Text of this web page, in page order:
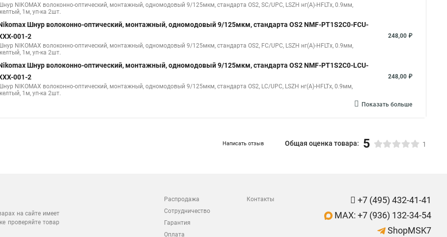
NIKOMAX волоконно-оптический, монтажный, одномодовый 9/125мкм, стандарта OS2, SC/UPC, LSZH нг(A)-HFLTx, 0.9мм,
1м, уп-ка 2шт.
Шнур волоконно-оптический, монтажный, одномодовый 9/125мкм, стандарта OS2 NMF-PT1S2C0-FCU-
001-2
NIKOMAX волоконно-оптический, монтажный, одномодовый 9/125мкм, стандарта OS2, FC/UPC, LSZH нг(A)-HFLTx, 0.9мм,
1м, уп-ка 2шт.
248,00 ₽
Шнур волоконно-оптический, монтажный, одномодовый 9/125мкм, стандарта OS2 NMF-PT1S2C0-LCU-
001-2
NIKOMAX волоконно-оптический, монтажный, одномодовый 9/125мкм, стандарта OS2, LC/UPC, LSZH нг(A)-HFLTx, 0.9мм,
1м, уп-ка 2шт.
248,00 ₽
Показать больше
Написать отзыв Общая оценка товара: 5 1
на сайте имеет
проверяйте товар
Распродажа
Сотрудничество
Гарантия
Оплата
Контакты
+7 (495) 432-41-41
MAX: +7 (936) 132-34-54
ShopMSK7